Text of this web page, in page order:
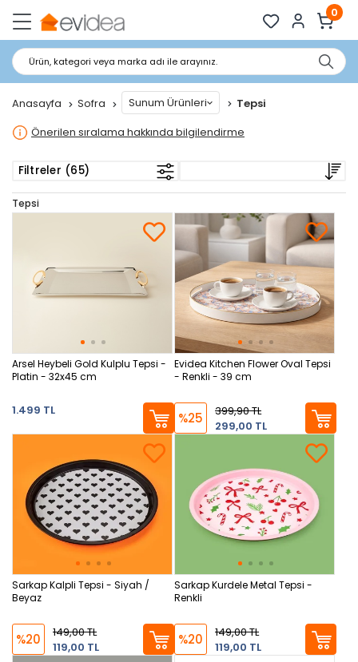
0
Ürün, kategori veya marka adı ile arayınız.
Anasayfa Sofra Sunum Ürünleri Tepsi
Önerilen sıralama hakkında bilgilendirme
Filtreler (65)
Tepsi
Arsel Heybeli Gold Kulplu Tepsi -
Platin - 32x45 cm
1.499 TL
Evidea Kitchen Flower Oval Tepsi
- Renkli - 39 cm
%25
399,90 TL
299,00 TL
Sarkap Kalpli Tepsi - Siyah /
Beyaz
%20
149,00 TL
119,00 TL
Sarkap Kurdele Metal Tepsi -
Renkli
%20
149,00 TL
119,00 TL